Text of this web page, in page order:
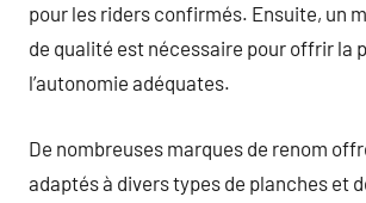
pour les riders confirmés. Ensuite, un
de qualité est nécessaire pour offrir la
l’autonomie adéquates.
De nombreuses marques de renom
adaptés à divers types de planches et